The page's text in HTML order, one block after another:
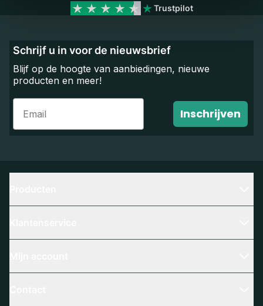
Trustpilot
Schrijf u in voor de nieuwsbrief
Blijf op de hoogte van aanbiedingen, nieuwe
producten en meer!
Email
Inschrijven